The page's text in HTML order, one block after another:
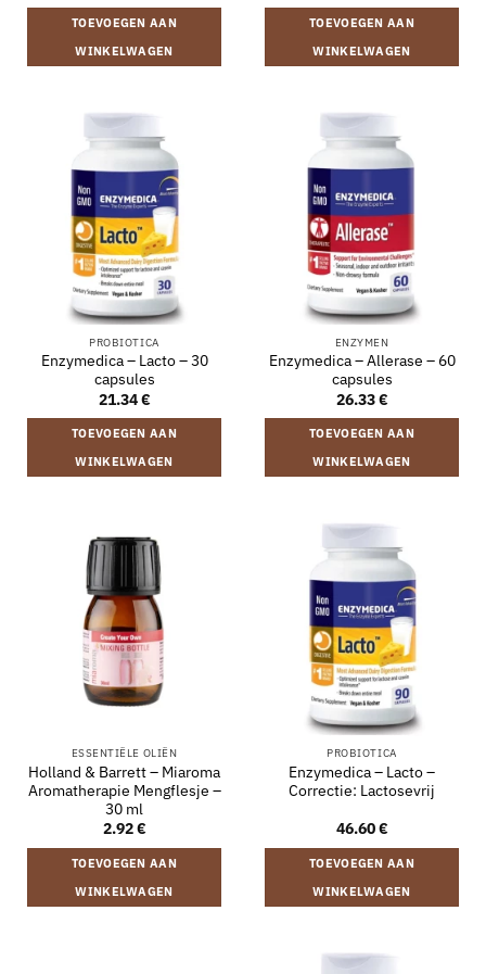
TOEVOEGEN AAN
WINKELWAGEN
TOEVOEGEN AAN
WINKELWAGEN
PROBIOTICA
Enzymedica – Lacto – 30
capsules
21.34€
TOEVOEGEN AAN
WINKELWAGEN
ENZYMEN
Enzymedica – Allerase – 60
capsules
26.33€
TOEVOEGEN AAN
WINKELWAGEN
ESSENTIËLE OLIËN
Holland & Barrett – Miaroma
Aromatherapie Mengflesje –
30 ml
2.92€
TOEVOEGEN AAN
WINKELWAGEN
PROBIOTICA
Enzymedica – Lacto –
Correctie: Lactosevrij
46.60€
TOEVOEGEN AAN
WINKELWAGEN